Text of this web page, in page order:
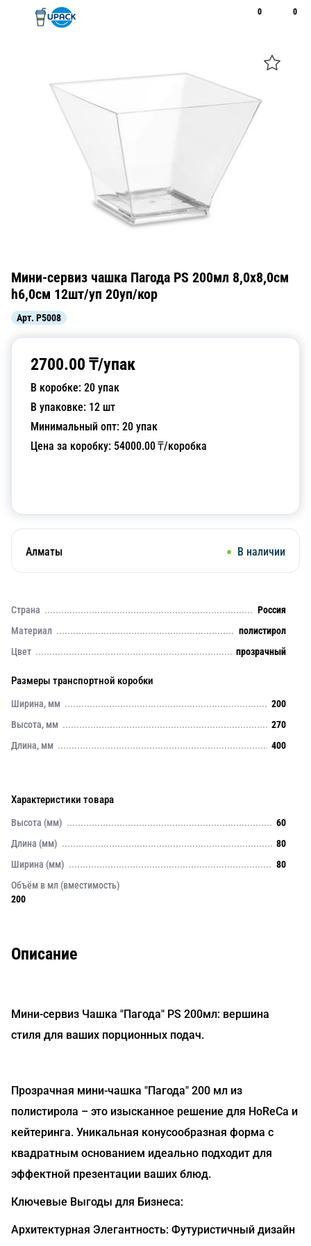
0 0
Мини-сервиз чашка Пагода PS 200мл 8,0х8,0см
h6,0см 12шт/уп 20уп/кор
Арт. P5008
2700.00 ₸/упак
В коробке: 20 упак
В упаковке: 12 шт
Минимальный опт: 20 упак
Цена за коробку: 54000.00₸/коробка
Алматы В наличии
Страна
Россия
Материал
полистирол
Цвет
прозрачный
Размеры транспортной коробки
Ширина, мм
200
Высота, мм
270
Длина, мм
400
Характеристики товара
Высота (мм)
60
Длина (мм)
80
Ширина (мм)
80
Объём в мл (вместимость)
200
Описание
Мини-сервиз Чашка "Пагода" PS 200мл: вершина
стиля для ваших порционных подач.
Прозрачная мини-чашка "Пагода" 200 мл из
полистирола – это изысканное решение для HoReCa и
кейтеринга. Уникальная конусообразная форма с
квадратным основанием идеально подходит для
эффектной презентации ваших блюд.
Ключевые Выгоды для Бизнеса:
Архитектурная Элегантность: Футуристичный дизайн